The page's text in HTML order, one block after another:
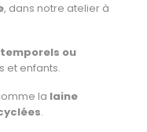
, dans notre atelier à
ou
et enfants.
la laine
.